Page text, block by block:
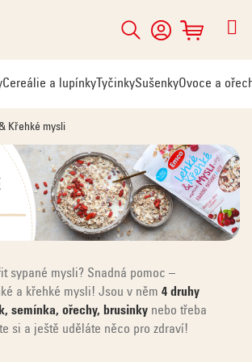
Hledat
NÁKUPNÍ
KOŠÍK
Cereálie a lupínky TyčinkySušenkyOvoce a
Křehké mysli
sypané mysli? Snadná pomoc –
a křehké mysli! Jsou v něm 4 druhy
semínka, ořechy, brusinky nebo třeba
si a ještě uděláte něco pro zdraví!